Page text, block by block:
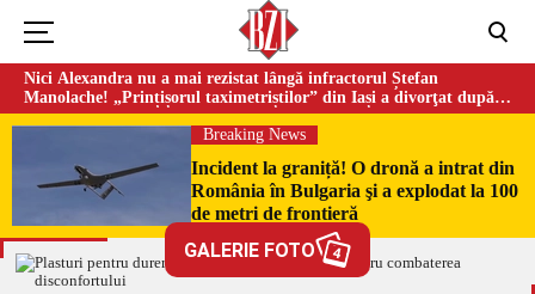
Nici Alexandra nu a mai rezistat lângă infractorul Ștefan
Manolache! „Prințișorul taximetriștilor” din Iași a divorţat după
doi ani de căsnicie
Breaking News
Incident la graniță! O dronă a intrat din
România în Bulgaria şi a explodat la 100
de metri de frontieră
GALERIE FOTO 4